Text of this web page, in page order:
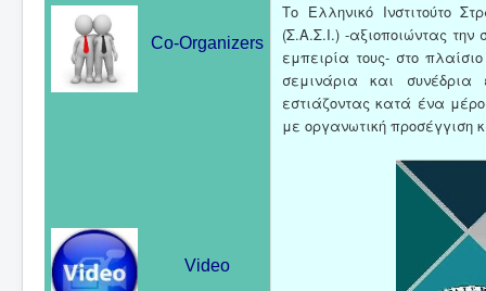
Co-Organizers
Το Ελληνικό Ινστιτούτο
(Σ.Α.Σ.Ι.) -αξιοποιώντας
εμπειρία τους- στο
σεμινάρια και συνέδρια
εστιάζοντας κατά ένα
με οργανωτική προσέγγιση
Video